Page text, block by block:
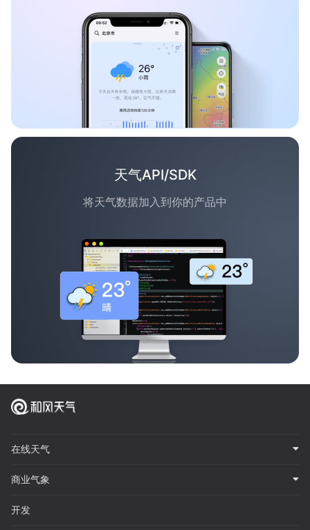
天气API/SDK
将天气数据加入到你的产品中
在线天气
商业气象
开发